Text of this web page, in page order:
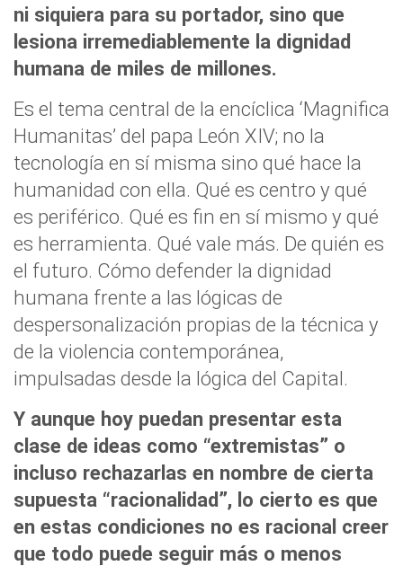
ni siquiera para su portador, sino que
lesiona irremediablemente la dignidad
humana de miles de millones.
Es el tema central de la encíclica ‘Magnifica
Humanitas’ del papa León XIV; no la
tecnología en sí misma sino qué hace la
humanidad con ella. Qué es centro y qué
es periférico. Qué es fin en sí mismo y qué
es herramienta. Qué vale más. De quién es
el futuro. Cómo defender la dignidad
humana frente a las lógicas de
despersonalización propias de la técnica y
de la violencia contemporánea,
impulsadas desde la lógica del Capital.
Y aunque hoy puedan presentar esta
clase de ideas como “extremistas” o
incluso rechazarlas en nombre de cierta
supuesta “racionalidad”, lo cierto es que
en estas condiciones no es racional creer
que todo puede seguir más o menos